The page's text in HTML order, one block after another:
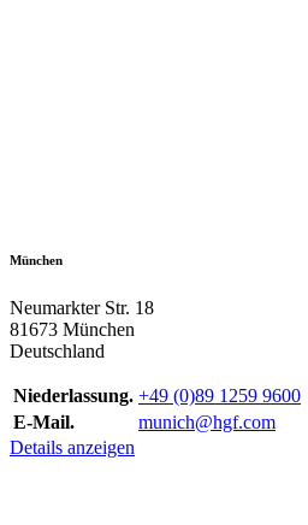
München
Neumarkter Str. 18
81673 München
Deutschland
Niederlassung. +49 (0)89 1259 9600
E-Mail.
munich@hgf.com
Details anzeigen